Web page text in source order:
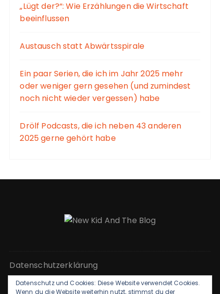
„Lügt der?“: Wie Erzählungen die Wirtschaft
beeinflussen
Austausch statt Abwärtsspirale
Ein paar Serien, die ich im Jahr 2025 mehr
oder weniger gern gesehen (und zumindest
noch nicht wieder vergessen) habe
Drölf Podcasts, die ich neben 43 anderen
2025 gerne gehört habe
Datenschutzerklärung
Datenschutz und Cookies: Diese Website verwendet Cookies.
Wenn du die Website weiterhin nutzt, stimmst du der